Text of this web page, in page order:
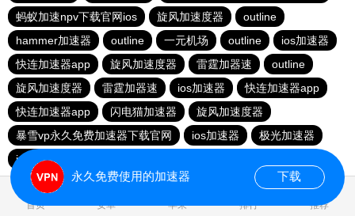
蚂蚁加速npv下载官网ios
旋风加速度器
outline
hammer加速器
outline 一元机场 outline
ios加速器
快连加速器app
旋风加速度器 雷霆加器速
outline
旋风加速度器
雷霆加器速 ios加速器
快连加速器app
快连加速器app
闪电猫加速器
旋风加速度器
暴雪vp永久免费加速器下载官网
ios加速器
极光加速器
ios加速器
首页 安卓 苹果 排行 推荐
永久免费使用的加速器 下载
0.068908s